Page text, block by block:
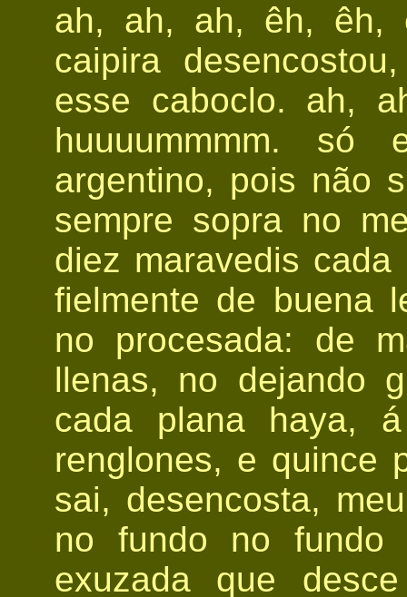
ah, ah, ah, êh, êh,
caipira
esse caboclo. ah,
huuuummmm.
argentino, pois não
sempre sopra no
diez maravedis
fielmente de buena
no procesada: de
llenas, no dejando
cada plana haya,
renglones, e quince
sai, desencosta,
no fundo no fundo
exuzada que